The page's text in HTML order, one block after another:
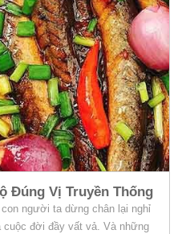
Đúng Vị Truyền Thống
người ta dừng chân lại nghỉ
cuộc đời đầy vất vả. Và những